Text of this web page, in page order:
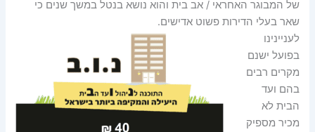
של המבוגר האחראי / אב בית והוא נושא בנטל במשך שנים כי
שאר בעלי הדירות פשוט אדישים.
לעניינינו
בפועל ישנם
מקרים רבים
בהם ועד
הבית לא
מכיר מספיק